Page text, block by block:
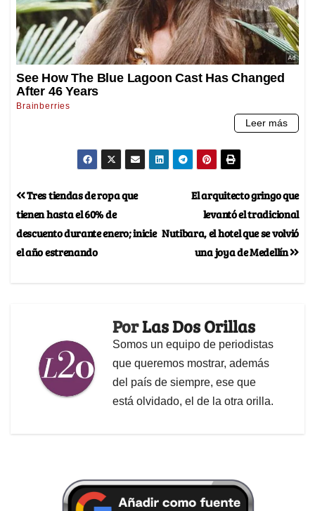
El arquitecto gringo que
levantó el tradicional
Nutibara, el hotel que se volvió
una joya de Medellín
Tres tiendas de ropa que
tienen hasta el 60% de
descuento durante enero; inicie
el año estrenando
PorLas Dos Orillas
Somos un equipo de periodistas
que queremos mostrar, además
del país de siempre, ese que
está olvidado, el de la otra orilla.